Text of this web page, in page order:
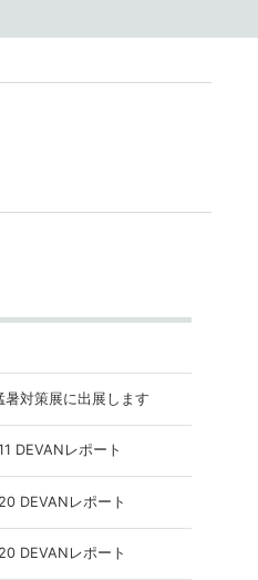
対策展に出展します
DEVANレポート
DEVANレポート
DEVANレポート